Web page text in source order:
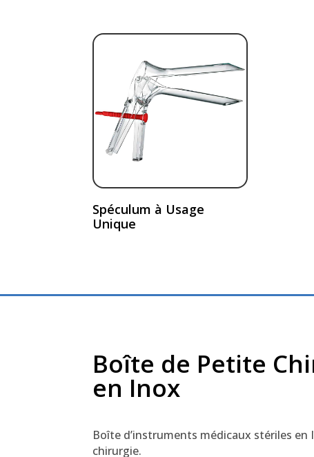
Spéculum à Usage
Unique
Boîte de Petite
en Inox
Boîte d’instruments médicaux stériles
chirurgie.